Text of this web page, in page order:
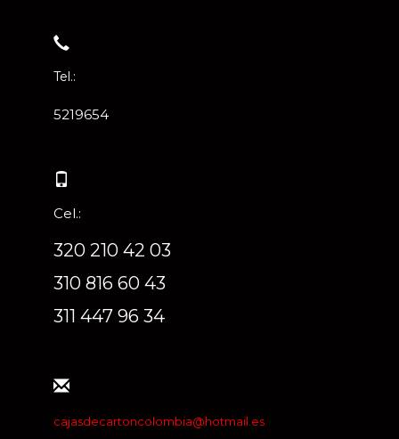
Tel.:
5219654
Cel.:
320 210 42 03
310 816 60 43
311 447 96 34
cajasdecartoncolombia@hotmail.es